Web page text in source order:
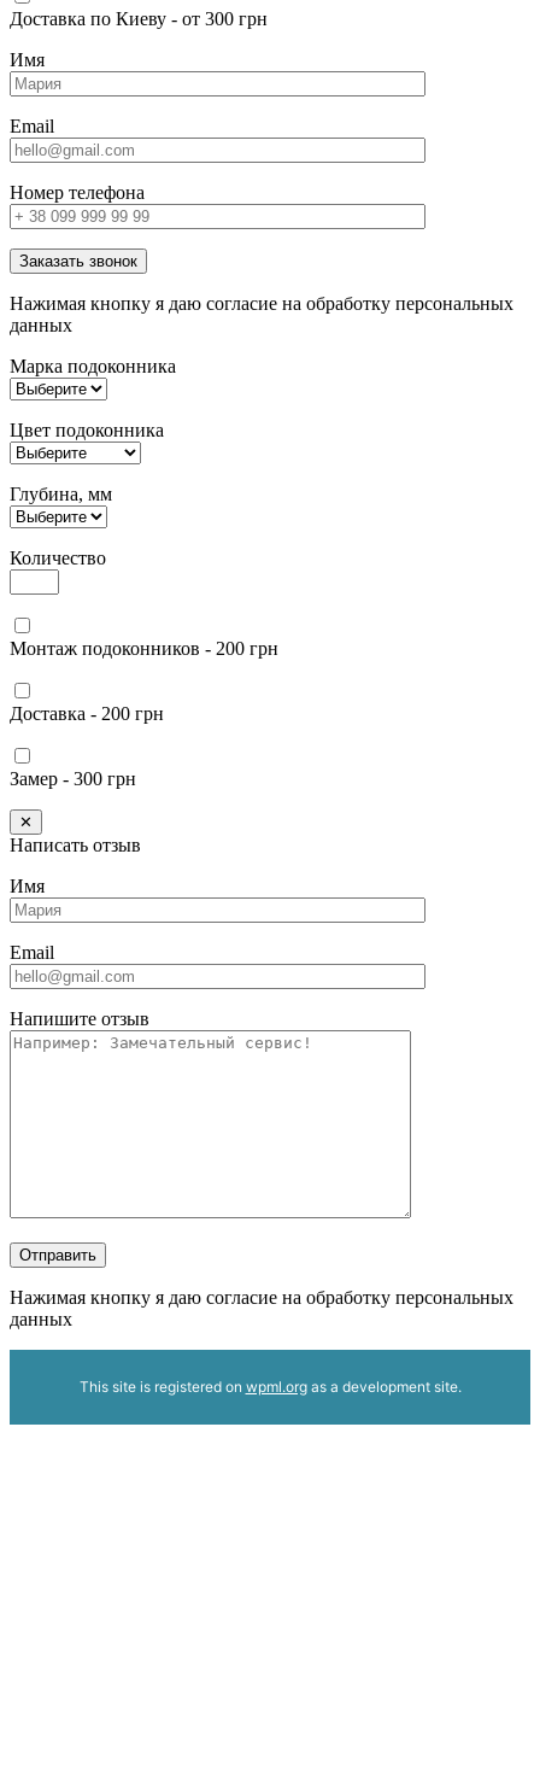
Доставка по Киеву - от 300 грн
Имя
Email
Номер телефона
Заказать звонок
Нажимая кнопку я даю согласие на обработку персональных
данных
Марка подоконника
Цвет подоконника
Глубина, мм
Количество
Монтаж подоконников - 200 грн
Доставка - 200 грн
Замер - 300 грн
✕
Написать отзыв
Имя
Email
Напишите отзыв
Отправить
Нажимая кнопку я даю согласие на обработку персональных
данных
This site is registered on wpml.orgas a development site.